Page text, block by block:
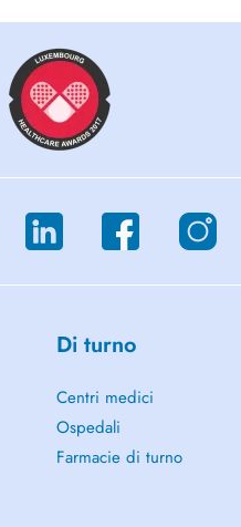
Di turno
Centri medici
Ospedali
Farmacie di turno